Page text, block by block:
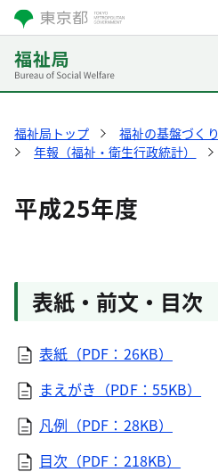
福祉局トップ 福祉の基盤づくり
年報（福祉・衛生行政統計）
平成25年度
表紙・前文・目次
表紙（PDF：26KB）
まえがき（PDF：55KB）
凡例（PDF：28KB）
目次（PDF：218KB）